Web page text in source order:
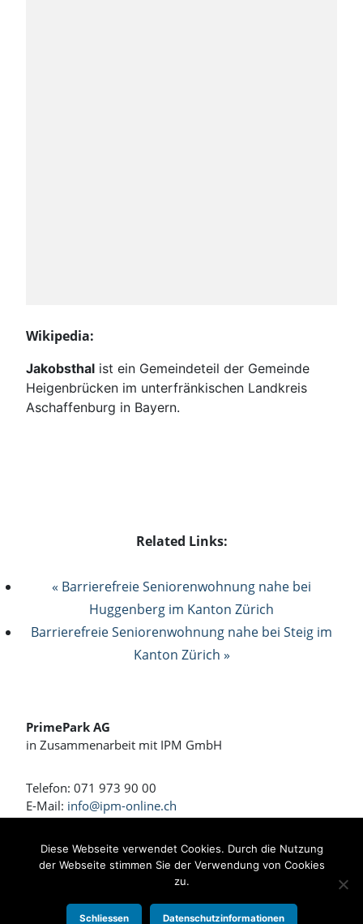
Wikipedia:
Jakobsthal ist ein Gemeindeteil der Gemeinde
Heigenbrücken im unterfränkischen Landkreis
Aschaffenburg in Bayern.
Related Links:
« Barrierefreie Seniorenwohnung nahe bei
Huggenberg im Kanton Zürich
Barrierefreie Seniorenwohnung nahe bei Steig im
Kanton Zürich »
PrimePark AG
in Zusammenarbeit mit IPM GmbH
Telefon: 071 973 90 00
E-Mail: info@ipm-online.ch
Wohnen und Arbeiten am Rennweg
Bahnhofstrasse 4 + 4a
Diese Webseite verwendet Cookies. Durch die Nutzung
der Webseite stimmen Sie der Verwendung von Cookies
zu.
Schliessen Datenschutzinformationen